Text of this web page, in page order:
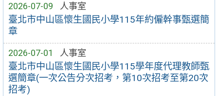
2026-07-09 人事室
臺北市中山區懷生國民小學115年約僱幹事甄選簡
章
2026-07-01 人事室
臺北市中山區懷生國民小學115學年度代理教師甄
選簡章(一次公告分次招考，第10次招考至第20次
招考)